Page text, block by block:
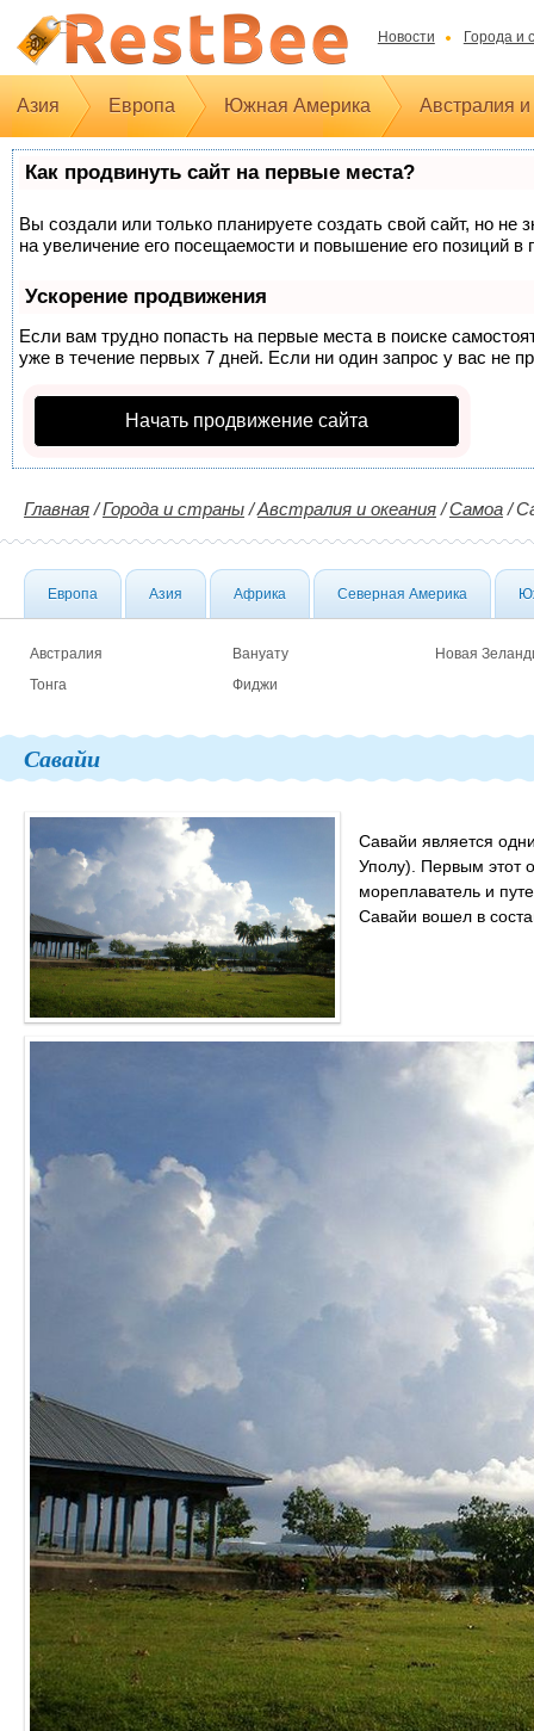
Новости Города и
Азия Европа Южная Америка Австралия
Как продвинуть сайт на первые места?
Вы создали или только планируете создать свой сайт, но
на увеличение его посещаемости и повышение его позиций в
Ускорение продвижения
Если вам трудно попасть на первые места в поиске
уже в течение первых 7 дней. Если ни один запрос у вас не
Начать продвижение сайта
Главная /Города и страны /Австралия и океания /Самоа /
Европа Азия Африка Северная Америка
Австралия Вануату
Новая
Тонга
Фиджи
Савайи
Савайи является
Уполу). Первым этот
мореплаватель и
Савайи вошел в